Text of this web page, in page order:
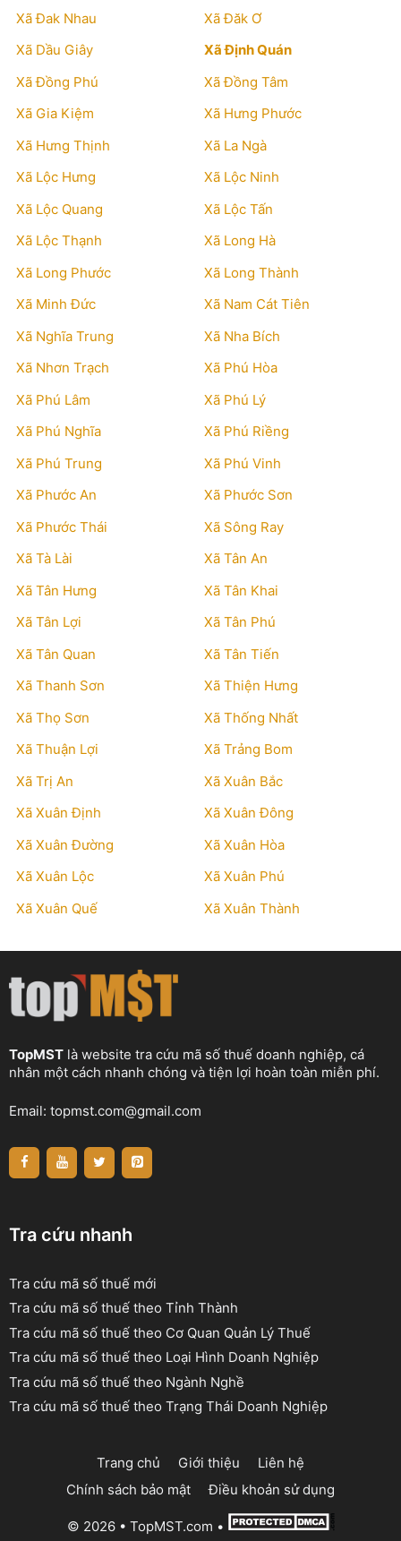
Xã Đak Nhau
Xã Đăk Ơ
Xã Dầu Giây
Xã Định Quán
Xã Đồng Phú
Xã Đồng Tâm
Xã Gia Kiệm
Xã Hưng Phước
Xã Hưng Thịnh
Xã La Ngà
Xã Lộc Hưng
Xã Lộc Ninh
Xã Lộc Quang
Xã Lộc Tấn
Xã Lộc Thạnh
Xã Long Hà
Xã Long Phước
Xã Long Thành
Xã Minh Đức
Xã Nam Cát Tiên
Xã Nghĩa Trung
Xã Nha Bích
Xã Nhơn Trạch
Xã Phú Hòa
Xã Phú Lâm
Xã Phú Lý
Xã Phú Nghĩa
Xã Phú Riềng
Xã Phú Trung
Xã Phú Vinh
Xã Phước An
Xã Phước Sơn
Xã Phước Thái
Xã Sông Ray
Xã Tà Lài
Xã Tân An
Xã Tân Hưng
Xã Tân Khai
Xã Tân Lợi
Xã Tân Phú
Xã Tân Quan
Xã Tân Tiến
Xã Thanh Sơn
Xã Thiện Hưng
Xã Thọ Sơn
Xã Thống Nhất
Xã Thuận Lợi
Xã Trảng Bom
Xã Trị An
Xã Xuân Bắc
Xã Xuân Định
Xã Xuân Đông
Xã Xuân Đường
Xã Xuân Hòa
Xã Xuân Lộc
Xã Xuân Phú
Xã Xuân Quế
Xã Xuân Thành
TopMST là website tra cứu mã số thuế doanh nghiệp, cá
nhân một cách nhanh chóng và tiện lợi hoàn toàn miễn phí.
Email: topmst.com@gmail.com
Tra cứu nhanh
Tra cứu mã số thuế mới
Tra cứu mã số thuế theo Tỉnh Thành
Tra cứu mã số thuế theo Cơ Quan Quản Lý Thuế
Tra cứu mã số thuế theo Loại Hình Doanh Nghiệp
Tra cứu mã số thuế theo Ngành Nghề
Tra cứu mã số thuế theo Trạng Thái Doanh Nghiệp
Trang chủ Giới thiệu
Liên hệ
Chính sách bảo mật
Điều khoản sử dụng
© 2026 • TopMST.com •